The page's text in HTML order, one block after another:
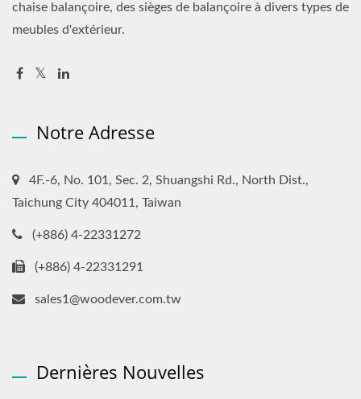
chaise balançoire, des sièges de balançoire à divers types de
meubles d'extérieur.
Notre Adresse
4F.-6, No. 101, Sec. 2, Shuangshi Rd., North Dist.,
Taichung City 404011, Taiwan
(+886) 4-22331272
(+886) 4-22331291
sales1@woodever.com.tw
Dernières Nouvelles